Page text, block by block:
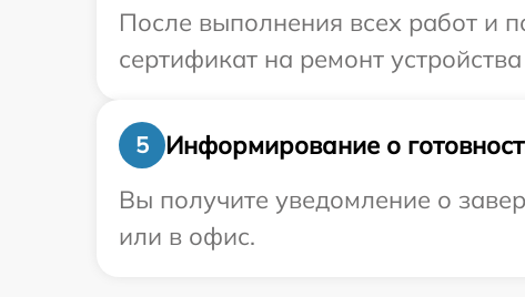
После выполнения всех работ и
сертификат на ремонт
5
Информирование о
Вы получите уведомление о
или в офис.